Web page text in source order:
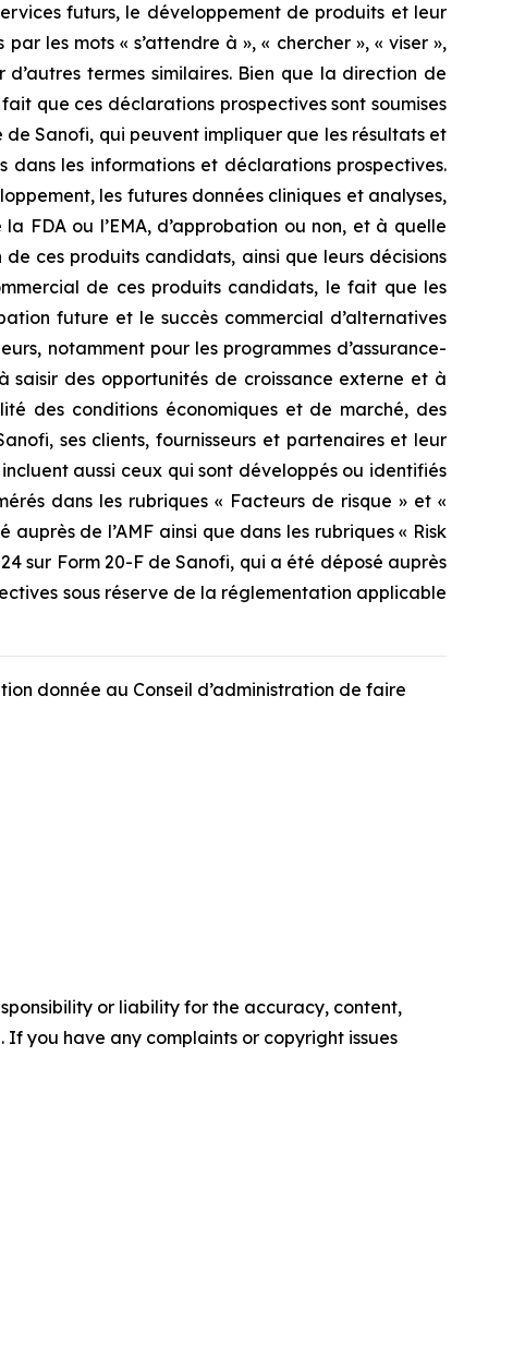
futurs, le développement de produits et leur
les mots « s’attendre à », « chercher », « viser »,
termes similaires. Bien que la direction de
que ces déclarations prospectives sont soumises
Sanofi, qui peuvent impliquer que les résultats et
les informations et déclarations prospectives.
les futures données cliniques et analyses,
FDA ou l’EMA, d’approbation ou non, et à quelle
ces produits candidats, ainsi que leurs décisions
de ces produits candidats, le fait que les
future et le succès commercial d’alternatives
notamment pour les programmes d’assurance-
des opportunités de croissance externe et à
des conditions économiques et de marché, des
ses clients, fournisseurs et partenaires et leur
aussi ceux qui sont développés ou identifiés
dans les rubriques « Facteurs de risque » et «
de l’AMF ainsi que dans les rubriques « Risk
sur Form 20-F de Sanofi, qui a été déposé auprès
sous réserve de la réglementation applicable
donnée au Conseil d’administration de faire
or liability for the accuracy, content,
you have any complaints or copyright issues